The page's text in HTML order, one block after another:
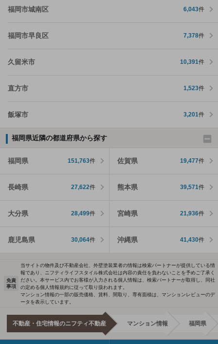
福岡市城南区 6,043件
福岡市早良区 7,378件
久留米市 10,391件
直方市 1,523件
飯塚市 3,201件
福岡県近隣の都道府県から探す
福岡県 151,763件 佐賀県 19,477件
長崎県 27,622件 熊本県 39,571件
大分県 28,499件 宮崎県 21,936件
鹿児島県 30,064件 沖縄県 41,430件
免責
事項
当サイトの物件及び不動産会社、外壁塗装業者の情報は検索パートナーが提供している情
報であり、ニフティライフスタイル株式会社は内容の責任を負わないことを予めご了承く
ださい。本サービス内でお客様が入力される個人情報は、検索パートナーが取得し、同社
の定める個人情報規約に従って取り扱われます。
マンション情報の一部の販売価格、賃料、間取り、専有面積は、マンションレビューのデ
ータを表示しています。
不動産・住宅情報のニフティ不動産 マンション情報 福岡県